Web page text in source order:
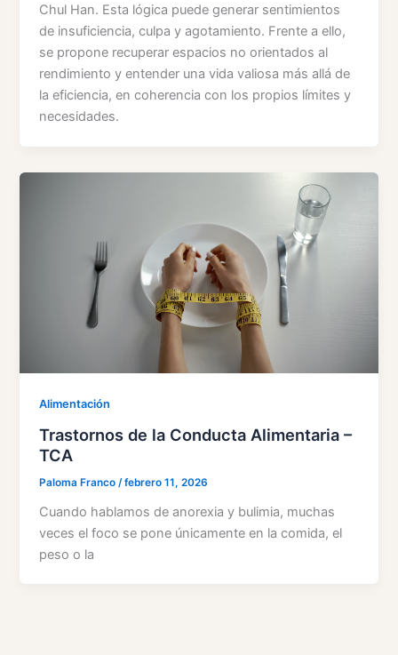
Chul Han. Esta lógica puede generar sentimientos
de insuficiencia, culpa y agotamiento. Frente a ello,
se propone recuperar espacios no orientados al
rendimiento y entender una vida valiosa más allá de
la eficiencia, en coherencia con los propios límites y
necesidades.
Alimentación
Trastornos de la Conducta Alimentaria –
TCA
Paloma Franco /febrero 11, 2026
Cuando hablamos de anorexia y bulimia, muchas
veces el foco se pone únicamente en la comida, el
peso o la